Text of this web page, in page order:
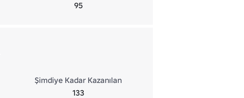
95
Şimdiye Kadar Kazanılan
133